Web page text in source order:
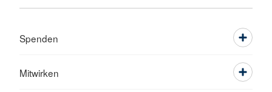
Spenden
Mitwirken